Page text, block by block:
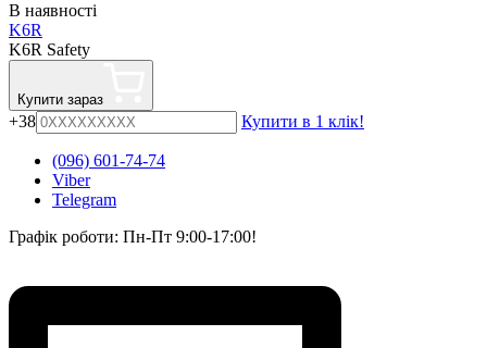
В наявності
K6R
K6R Safety
Купити зараз
+38 Купити в 1 клік!
(096) 601-74-74
Viber
Telegram
Графік роботи: Пн-Пт 9:00-17:00!